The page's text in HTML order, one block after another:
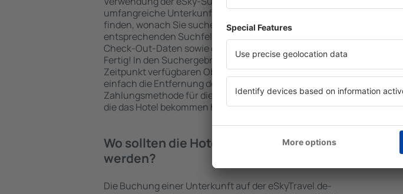
umfangreiche Unterkunftsbasis garantiert, dass Sie gerade das
finden, wonach Sie suchen. Geben Sie den Reiseort in die
entsprechenden Suchfelder ein, wählen Sie die Check-In- und
Check-Out-Daten sowie die Anzahl der Gäste und Zimmer aus.
Fertig! In den Suchergebnissen werden die zum angegebenen
Zeitpunkt verfügbaren Objekte angezeigt. Sie können ganz
einfach die Entfernung des Hotels vom Zentrum, die
Zahlungsmethode für die Unterkunft oder die Anzahl der Sterne,
die das Hotel bekommen hat, überprüfen.
Wo sollten die Hotels in in Budaors gebucht
werden?
Die Buchung einer Unterkunft auf der eSkyTravel.de-